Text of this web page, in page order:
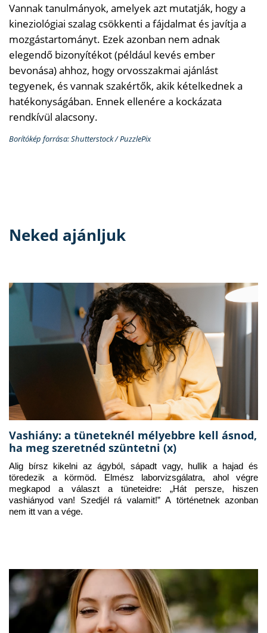
Vannak tanulmányok, amelyek azt mutatják, hogy a
kineziológiai szalag csökkenti a fájdalmat és javítja a
mozgástartományt. Ezek azonban nem adnak
elegendő bizonyítékot (például kevés ember
bevonása) ahhoz, hogy orvosszakmai ajánlást
tegyenek, és vannak szakértők, akik kételkednek a
hatékonyságában. Ennek ellenére a kockázata
rendkívül alacsony.
Borítókép forrása: Shutterstock / PuzzlePix
Neked ajánljuk
Vashiány: a tüneteknél mélyebbre kell ásnod,
ha meg szeretnéd szüntetni (x)
Alig bírsz kikelni az ágyból, sápadt vagy, hullik a hajad és
töredezik a körmöd. Elmész laborvizsgálatra, ahol végre
megkapod a választ a tüneteidre: „Hát persze, hiszen
vashiányod van! Szedjél rá valamit!” A történetnek azonban
nem itt van a vége.